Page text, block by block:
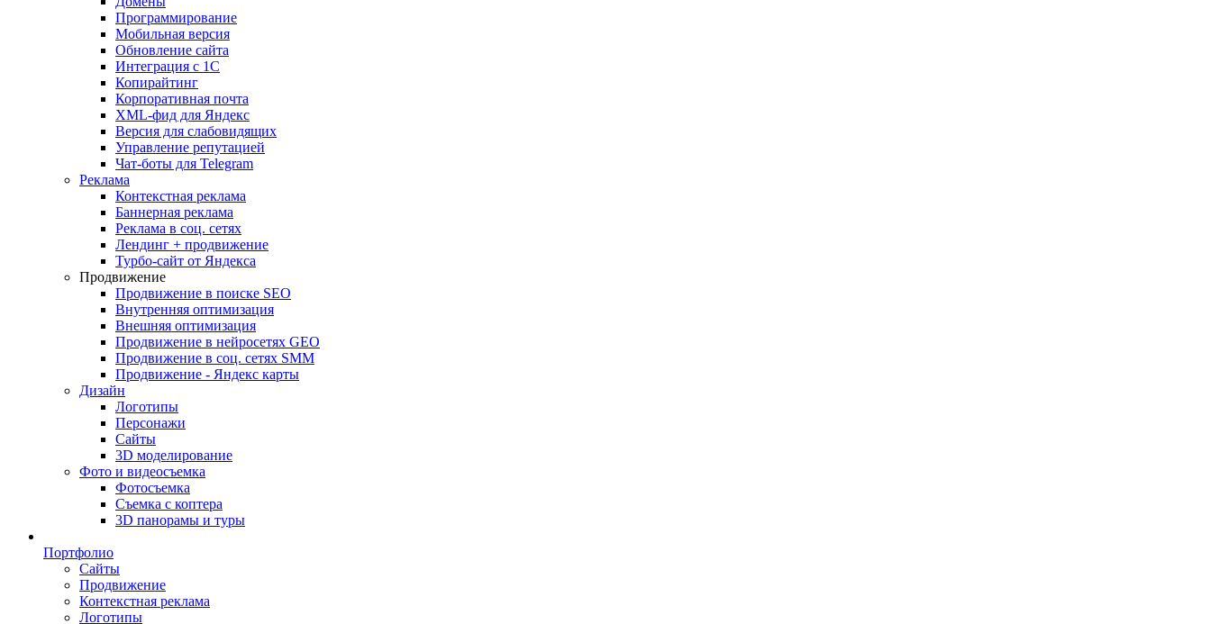
Программирование
Мобильная версия
Обновление сайта
Интеграция с 1С
Копирайтинг
Корпоративная почта
XML-фид для Яндекс
Версия для слабовидящих
Управление репутацией
Чат-боты для Telegram
Реклама
Контекстная реклама
Баннерная реклама
Реклама в соц. сетях
Лендинг + продвижение
Турбо-сайт от Яндекса
Продвижение
Продвижение в поиске SEO
Внутренняя оптимизация
Внешняя оптимизация
Продвижение в нейросетях GEO
Продвижение в соц. сетях SMM
Продвижение - Яндекс карты
Дизайн
Логотипы
Персонажи
Сайты
3D моделирование
Фото и видеосъемка
Фотосъемка
Съемка с коптера
3D панорамы и туры
Портфолио
Сайты
Продвижение
Контекстная реклама
Логотипы